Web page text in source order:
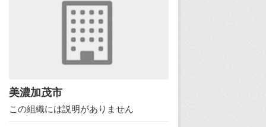
美濃加茂市
この組織には説明がありません